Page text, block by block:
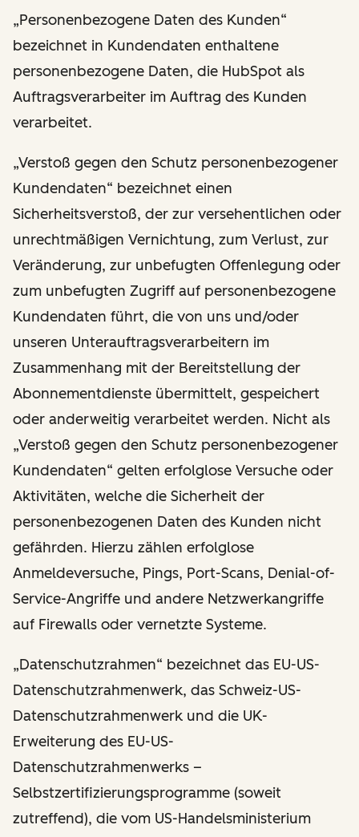
„Personenbezogene Daten des Kunden“
bezeichnet in Kundendaten enthaltene
personenbezogene Daten, die HubSpot als
Auftragsverarbeiter im Auftrag des Kunden
verarbeitet.
„Verstoß gegen den Schutz personenbezogener
Kundendaten“ bezeichnet einen
Sicherheitsverstoß, der zur versehentlichen oder
unrechtmäßigen Vernichtung, zum Verlust, zur
Veränderung, zur unbefugten Offenlegung oder
zum unbefugten Zugriff auf personenbezogene
Kundendaten führt, die von uns und/oder
unseren Unterauftragsverarbeitern im
Zusammenhang mit der Bereitstellung der
Abonnementdienste übermittelt, gespeichert
oder anderweitig verarbeitet werden. Nicht als
„Verstoß gegen den Schutz personenbezogener
Kundendaten“ gelten erfolglose Versuche oder
Aktivitäten, welche die Sicherheit der
personenbezogenen Daten des Kunden nicht
gefährden. Hierzu zählen erfolglose
Anmeldeversuche, Pings, Port-Scans, Denial-of-
Service-Angriffe und andere Netzwerkangriffe
auf Firewalls oder vernetzte Systeme.
„Datenschutzrahmen“ bezeichnet das EU-US-
Datenschutzrahmenwerk, das Schweiz-US-
Datenschutzrahmenwerk und die UK-
Erweiterung des EU-US-
Datenschutzrahmenwerks –
Selbstzertifizierungsprogramme (soweit
zutreffend), die vom US-Handelsministerium